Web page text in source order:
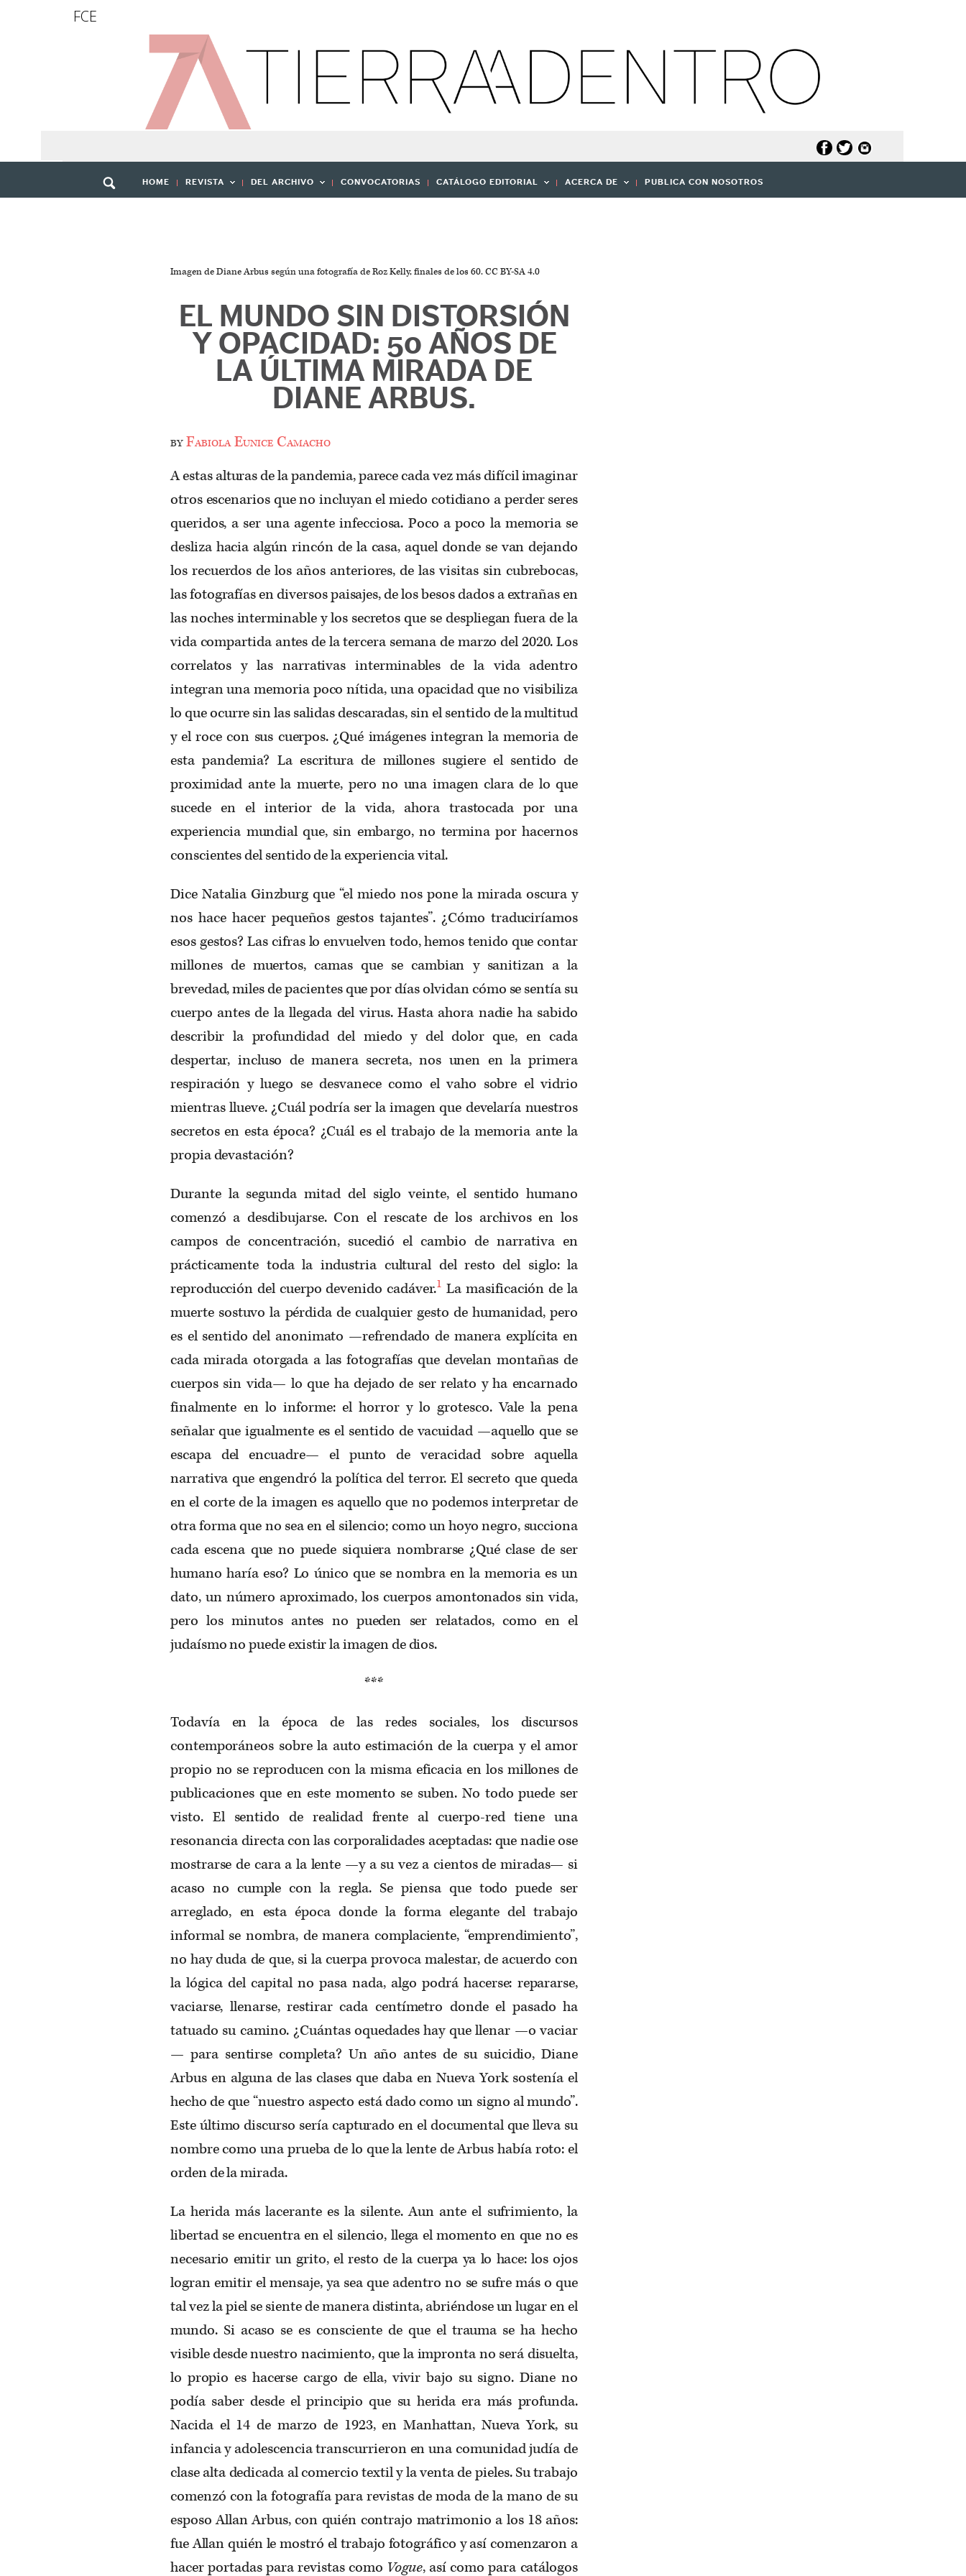
FCE
HOME REVISTA DEL ARCHIVO CONVOCATORIAS CATÁLOGO EDITORIAL ACERCA DE PUBLICA CON NOSOTROS
Imagen de Diane Arbus según una fotografía de Roz Kelly, finales de los 60. CC BY-SA 4.0
EL MUNDO SIN DISTORSIÓN
Y OPACIDAD: 50 AÑOS DE
LA ÚLTIMA MIRADA DE
DIANE ARBUS.
byFabiola Eunice Camacho
A estas alturas de la pandemia, parece cada vez más difícil imaginar
otros escenarios que no incluyan el miedo cotidiano a perder seres
queridos, a ser una agente infecciosa. Poco a poco la memoria se
desliza hacia algún rincón de la casa, aquel donde se van dejando
los recuerdos de los años anteriores, de las visitas sin cubrebocas,
las fotografías en diversos paisajes, de los besos dados a extrañas en
las noches interminable y los secretos que se despliegan fuera de la
vida compartida antes de la tercera semana de marzo del 2020. Los
correlatos y las narrativas interminables de la vida adentro
integran una memoria poco nítida, una opacidad que no visibiliza
lo que ocurre sin las salidas descaradas, sin el sentido de la multitud
y el roce con sus cuerpos. ¿Qué imágenes integran la memoria de
esta pandemia? La escritura de millones sugiere el sentido de
proximidad ante la muerte, pero no una imagen clara de lo que
sucede en el interior de la vida, ahora trastocada por una
experiencia mundial que, sin embargo, no termina por hacernos
conscientes del sentido de la experiencia vital.
Dice Natalia Ginzburg que “el miedo nos pone la mirada oscura y
nos hace hacer pequeños gestos tajantes”. ¿Cómo traduciríamos
esos gestos? Las cifras lo envuelven todo, hemos tenido que contar
millones de muertos, camas que se cambian y sanitizan a la
brevedad, miles de pacientes que por días olvidan cómo se sentía su
cuerpo antes de la llegada del virus. Hasta ahora nadie ha sabido
describir la profundidad del miedo y del dolor que, en cada
despertar, incluso de manera secreta, nos unen en la primera
respiración y luego se desvanece como el vaho sobre el vidrio
mientras llueve. ¿Cuál podría ser la imagen que develaría nuestros
secretos en esta época? ¿Cuál es el trabajo de la memoria ante la
propia devastación?
Durante la segunda mitad del siglo veinte, el sentido humano
comenzó a desdibujarse. Con el rescate de los archivos en los
campos de concentración, sucedió el cambio de narrativa en
prácticamente toda la industria cultural del resto del siglo: la
reproducción del cuerpo devenido cadáver.1 La masificación de la
muerte sostuvo la pérdida de cualquier gesto de humanidad, pero
es el sentido del anonimato —refrendado de manera explícita en
cada mirada otorgada a las fotografías que develan montañas de
cuerpos sin vida— lo que ha dejado de ser relato y ha encarnado
finalmente en lo informe: el horror y lo grotesco. Vale la pena
señalar que igualmente es el sentido de vacuidad —aquello que se
escapa del encuadre— el punto de veracidad sobre aquella
narrativa que engendró la política del terror. El secreto que queda
en el corte de la imagen es aquello que no podemos interpretar de
otra forma que no sea en el silencio; como un hoyo negro, succiona
cada escena que no puede siquiera nombrarse ¿Qué clase de ser
humano haría eso? Lo único que se nombra en la memoria es un
dato, un número aproximado, los cuerpos amontonados sin vida,
pero los minutos antes no pueden ser relatados, como en el
judaísmo no puede existir la imagen de dios.
***
Todavía en la época de las redes sociales, los discursos
contemporáneos sobre la auto estimación de la cuerpa y el amor
propio no se reproducen con la misma eficacia en los millones de
publicaciones que en este momento se suben. No todo puede ser
visto. El sentido de realidad frente al cuerpo-red tiene una
resonancia directa con las corporalidades aceptadas: que nadie ose
mostrarse de cara a la lente ­—y a su vez a cientos de miradas— si
acaso no cumple con la regla. Se piensa que todo puede ser
arreglado, en esta época donde la forma elegante del trabajo
informal se nombra, de manera complaciente, “emprendimiento”,
no hay duda de que, si la cuerpa provoca malestar, de acuerdo con
la lógica del capital no pasa nada, algo podrá hacerse: repararse,
vaciarse, llenarse, restirar cada centímetro donde el pasado ha
tatuado su camino. ¿Cuántas oquedades hay que llenar —o vaciar
— para sentirse completa? Un año antes de su suicidio, Diane
Arbus en alguna de las clases que daba en Nueva York sostenía el
hecho de que “nuestro aspecto está dado como un signo al mundo”.
Este último discurso sería capturado en el documental que lleva su
nombre como una prueba de lo que la lente de Arbus había roto: el
orden de la mirada.
La herida más lacerante es la silente. Aun ante el sufrimiento, la
libertad se encuentra en el silencio, llega el momento en que no es
necesario emitir un grito, el resto de la cuerpa ya lo hace: los ojos
logran emitir el mensaje, ya sea que adentro no se sufre más o que
tal vez la piel se siente de manera distinta, abriéndose un lugar en el
mundo. Si acaso se es consciente de que el trauma se ha hecho
visible desde nuestro nacimiento, que la impronta no será disuelta,
lo propio es hacerse cargo de ella, vivir bajo su signo. Diane no
podía saber desde el principio que su herida era más profunda.
Nacida el 14 de marzo de 1923, en Manhattan, Nueva York, su
infancia y adolescencia transcurrieron en una comunidad judía de
clase alta dedicada al comercio textil y la venta de pieles. Su trabajo
comenzó con la fotografía para revistas de moda de la mano de su
esposo Allan Arbus, con quién contrajo matrimonio a los 18 años:
fue Allan quién le mostró el trabajo fotográfico y así comenzaron a
hacer portadas para revistas como Vogue, así como para catálogos